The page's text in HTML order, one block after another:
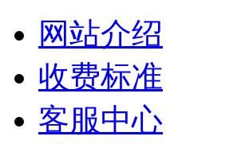
网站介绍
收费标准
客服中心